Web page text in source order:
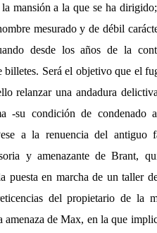
mansión a la que se ha
mesurado y de débil
desde los años de la
billetes. Será el objetivo que el
relanzar una andadura
-su condición de
a la renuencia del antiguo
y amenazante de Brant,
puesta en marcha de un taller
del propietario de la
amenaza de Max, en la que